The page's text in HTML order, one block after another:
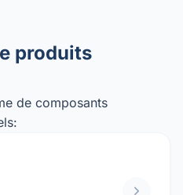
produits
de composants